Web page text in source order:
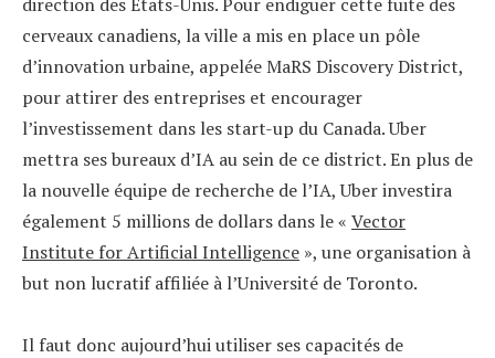
cerveaux canadiens, la ville a mis en place un pôle
d’innovation urbaine, appelée MaRS Discovery District,
pour attirer des entreprises et encourager
l’investissement dans les start-up du Canada. Uber
mettra ses bureaux d’IA au sein de ce district. En plus de
la nouvelle équipe de recherche de l’IA, Uber investira
également 5 millions de dollars dans le « Vector
Institute for Artificial Intelligence », une organisation à
but non lucratif affiliée à l’Université de Toronto.
Il faut donc aujourd’hui utiliser ses capacités de